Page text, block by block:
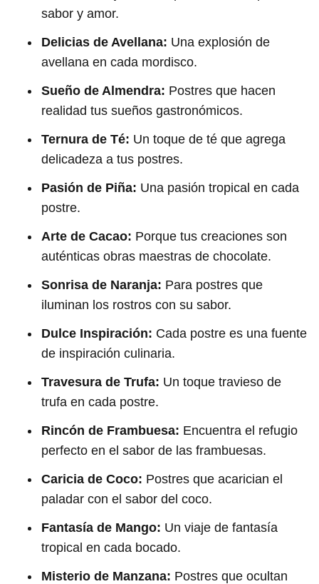
sabor y amor.
Delicias de Avellana: Una explosión de
avellana en cada mordisco.
Sueño de Almendra: Postres que hacen
realidad tus sueños gastronómicos.
Ternura de Té: Un toque de té que agrega
delicadeza a tus postres.
Pasión de Piña: Una pasión tropical en cada
postre.
Arte de Cacao: Porque tus creaciones son
auténticas obras maestras de chocolate.
Sonrisa de Naranja: Para postres que
iluminan los rostros con su sabor.
Dulce Inspiración: Cada postre es una fuente
de inspiración culinaria.
Travesura de Trufa: Un toque travieso de
trufa en cada postre.
Rincón de Frambuesa: Encuentra el refugio
perfecto en el sabor de las frambuesas.
Caricia de Coco: Postres que acarician el
paladar con el sabor del coco.
Fantasía de Mango: Un viaje de fantasía
tropical en cada bocado.
Misterio de Manzana: Postres que ocultan